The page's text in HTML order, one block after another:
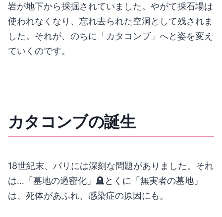
岩が地下から採掘されていました。やがて採石場は
使われなくなり、忘れ去られた空洞として残されま
した。それが、のちに「カタコンブ」へと姿を変え
ていくのです。
カタコンブの誕生
18世紀末、パリには深刻な問題がありました。それ
は…「墓地の過密化」🪦とくに「無実者の墓地」
は、死体があふれ、感染症の原因にも。